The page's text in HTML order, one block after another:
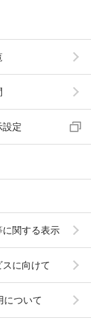
設定
関する表示
に向けて
について